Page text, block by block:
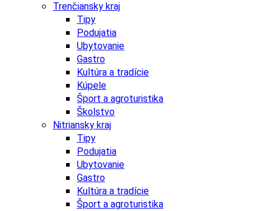
Trenčiansky kraj
Tipy
Podujatia
Ubytovanie
Gastro
Kultúra a tradície
Kúpele
Šport a agroturistika
Školstvo
Nitriansky kraj
Tipy
Podujatia
Ubytovanie
Gastro
Kultúra a tradície
Šport a agroturistika